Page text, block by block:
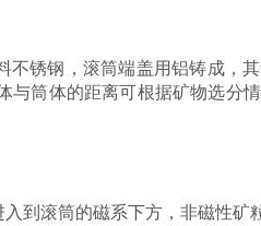
锈钢，滚筒端盖用铝铸成，
筒体的距离可根据矿物选分
到滚筒的磁系下方，非磁性矿